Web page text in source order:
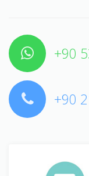
+90
+90